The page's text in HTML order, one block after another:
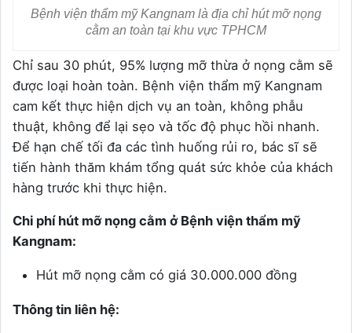
Bệnh viện thẩm mỹ Kangnam là địa chỉ hút mỡ nọng
cằm an toàn tại khu vực TPHCM
Chỉ sau 30 phút, 95% lượng mỡ thừa ở nọng cằm sẽ
được loại hoàn toàn. Bệnh viện thẩm mỹ Kangnam
cam kết thực hiện dịch vụ an toàn, không phẫu
thuật, không để lại sẹo và tốc độ phục hồi nhanh.
Để hạn chế tối đa các tình huống rủi ro, bác sĩ sẽ
tiến hành thăm khám tổng quát sức khỏe của khách
hàng trước khi thực hiện.
Chi phí hút mỡ nọng cằm ở Bệnh viện thẩm mỹ
Kangnam:
Hút mỡ nọng cằm có giá 30.000.000 đồng
Thông tin liên hệ: